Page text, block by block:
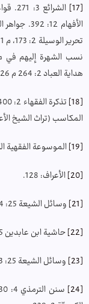
[17]
هداية العباد 2: 264 م 926.
[18]
المكاسب (تراث الشيخ الأعظم) 4: 15. منية
[19]
الموسوعة الفقهية
[20]
الأعراف: 128.
[21]
وسائل الشيعة 25: 414، ب 3 من إحياء الموات، ح 2.
[22]
حاشية ابن عابدين 5: 278. تبيين الحقائق 6: 35.
[23]
وسائل الشيعة 25: 413، ب 2 من إحياء الموات، ح 1.
[24]